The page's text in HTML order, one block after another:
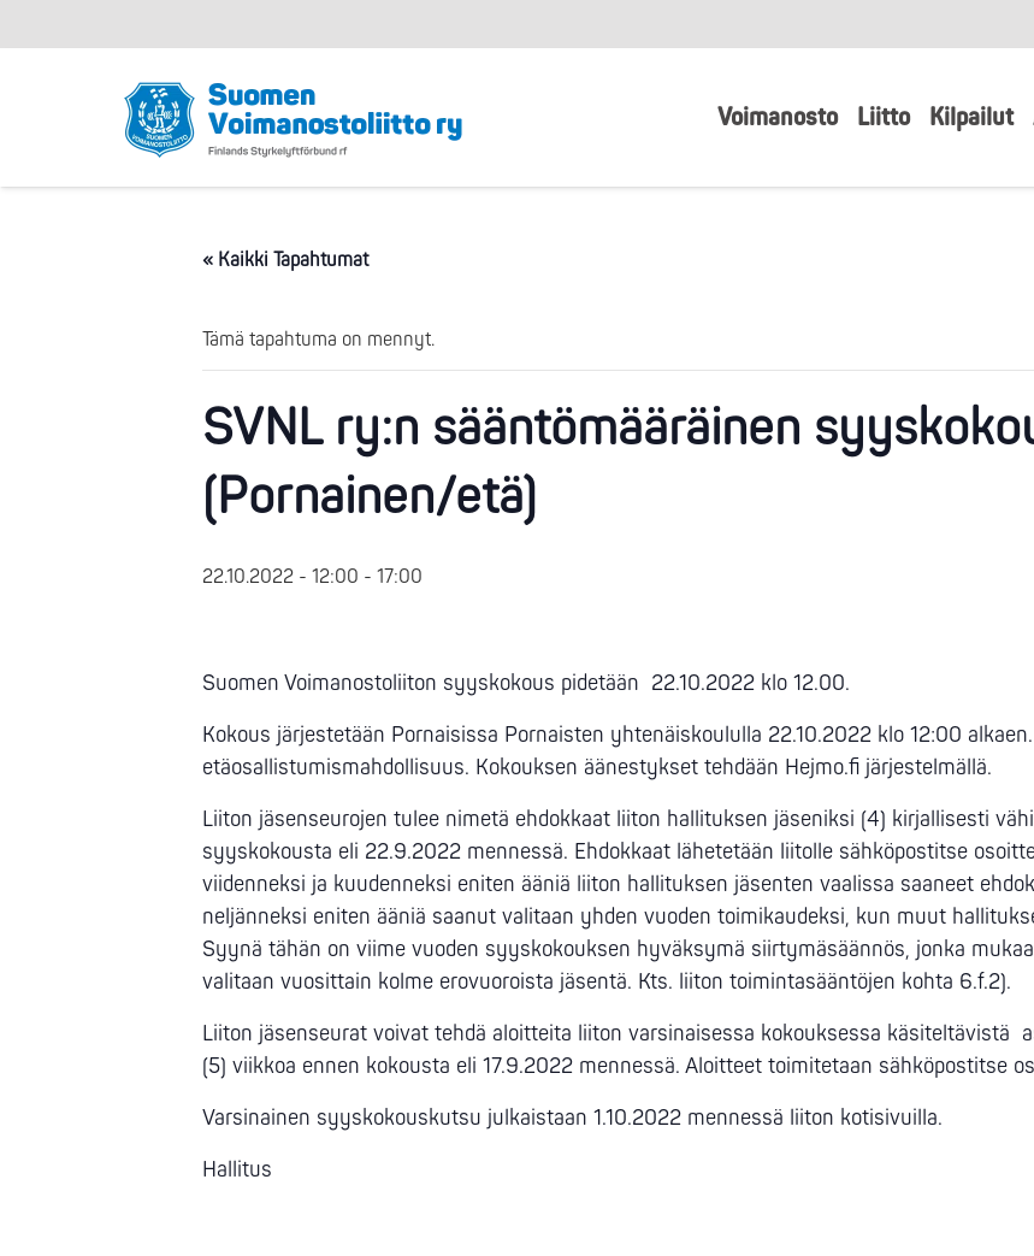
Voimanosto Liitto Kilpailut
« Kaikki Tapahtumat
Tämä tapahtuma on mennyt.
SVNL ry:n sääntömääräinen
(Pornainen/etä)
22.10.2022 - 12:00 - 17:00
Suomen Voimanostoliiton syyskokous pidetään 22.10.2022 klo 12.00.
Kokous järjestetään Pornaisissa Pornaisten yhtenäiskoululla 22.10.2022 klo 12:00
etäosallistumismahdollisuus. Kokouksen äänestykset tehdään Hejmo.fi järjestelmällä.
Liiton jäsenseurojen tulee nimetä ehdokkaat liiton hallituksen jäseniksi (4) kirjallisesti
syyskokousta eli 22.9.2022 mennessä. Ehdokkaat lähetetään liitolle sähköpostitse
viidenneksi ja kuudenneksi eniten ääniä liiton hallituksen jäsenten vaalissa saaneet
neljänneksi eniten ääniä saanut valitaan yhden vuoden toimikaudeksi, kun muut
Syynä tähän on viime vuoden syyskokouksen hyväksymä siirtymäsäännös, jonka
valitaan vuosittain kolme erovuoroista jäsentä. Kts. liiton toimintasääntöjen kohta 6.f.2).
Liiton jäsenseurat voivat tehdä aloitteita liiton varsinaisessa kokouksessa käsiteltävistä
(5) viikkoa ennen kokousta eli 17.9.2022 mennessä. Aloitteet toimitetaan sähköpostitse
Varsinainen syyskokouskutsu julkaistaan 1.10.2022 mennessä liiton kotisivuilla.
Hallitus